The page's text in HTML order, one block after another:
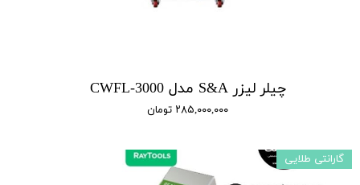
چیلر لیزر S&A مدل CWFL-3000
۲۸۵,۰۰۰,۰۰۰ تومان
گارانتی طلایی